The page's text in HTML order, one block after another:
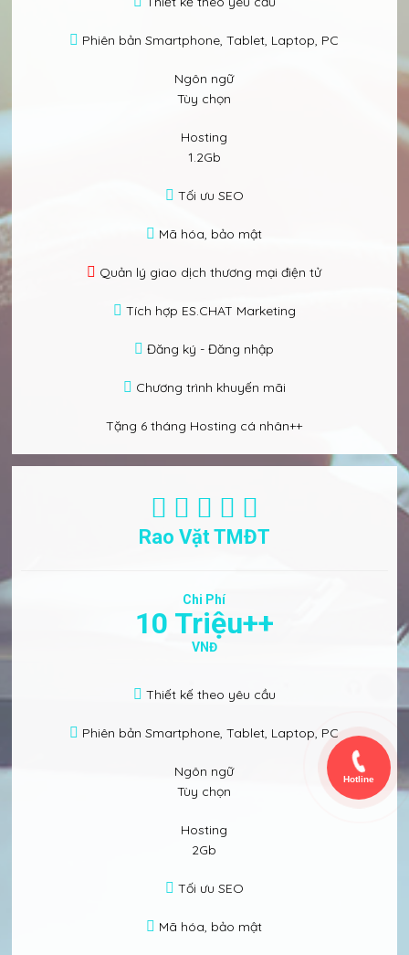
Phiên bản Smartphone, Tablet, Laptop, PC
Ngôn ngữ
Tùy chọn
Hosting
1.2Gb
Tối ưu SEO
Mã hóa, bảo mật
Quản lý giao dịch thương mại điện tử
Tích hợp ES.CHAT Marketing
Đăng ký - Đăng nhập
Chương trình khuyến mãi
Tặng 6 tháng Hosting cá nhân++
Rao Vặt TMĐT
Chi Phí
10 Triệu++
VNĐ
Thiết kế theo yêu cầu
Phiên bản Smartphone, Tablet, Laptop, PC
Ngôn ngữ
Tùy chọn
Hosting
2Gb
Tối ưu SEO
Mã hóa, bảo mật
Hotline